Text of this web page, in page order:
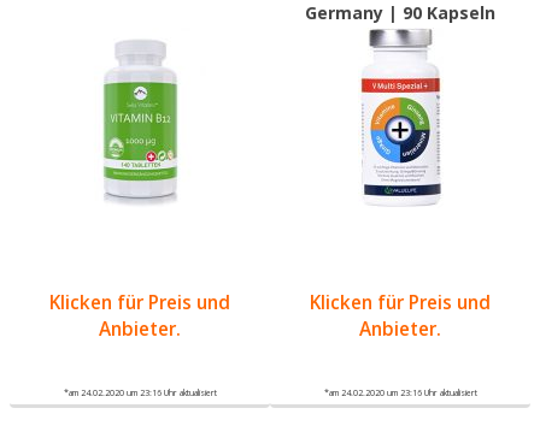
Klicken für Preis und
Anbieter.
*am 24.02.2020 um 23:16 Uhr aktualisiert
Germany | 90 Kapseln
Klicken für Preis und
Anbieter.
*am 24.02.2020 um 23:16 Uhr aktualisiert